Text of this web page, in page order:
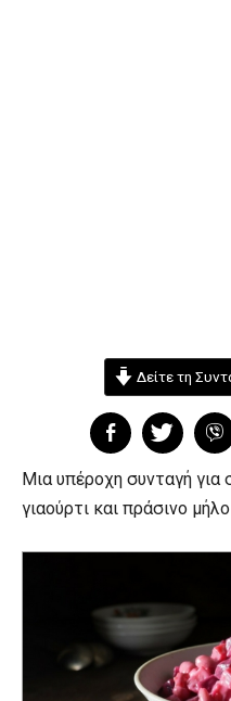
Δείτε τη
Μια υπέροχη συνταγή
γιαούρτι και πράσινο μήλο